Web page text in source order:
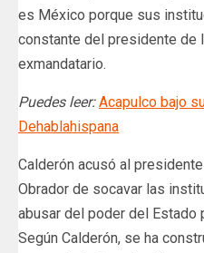
es México porque sus
constante del presidente de
exmandatario.
Puedes leer:Acapulco bajo
Dehablahispana
Calderón acusó al
Obrador de socavar las
abusar del poder del Estado
Según Calderón, se ha